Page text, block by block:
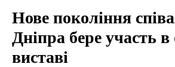
Нове покоління
Дніпра бере участь в
виставі